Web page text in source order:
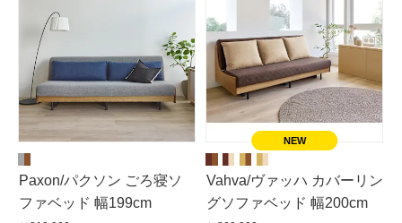
Paxon/パクソン ごろ寝ソ
ファベッド 幅199cm
Vahva/ヴァッハ カバーリン
グソファベッド 幅200cm